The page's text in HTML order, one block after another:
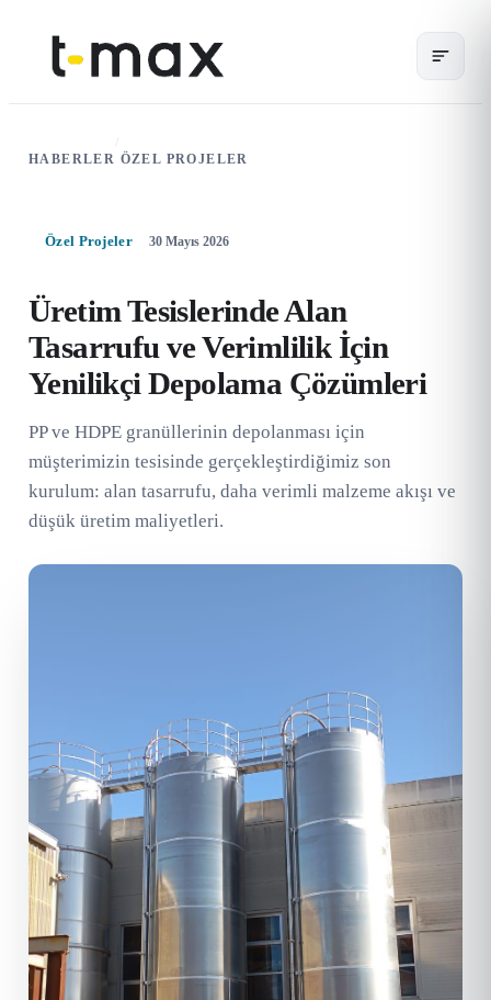
HABERLER ÖZEL PROJELER
Özel Projeler 30 Mayıs 2026
Üretim Tesislerinde Alan
Tasarrufu ve Verimlilik İçin
Yenilikçi Depolama Çözümleri
PP ve HDPE granüllerinin depolanması için
müşterimizin tesisinde gerçekleştirdiğimiz son
kurulum: alan tasarrufu, daha verimli malzeme akışı ve
düşük üretim maliyetleri.